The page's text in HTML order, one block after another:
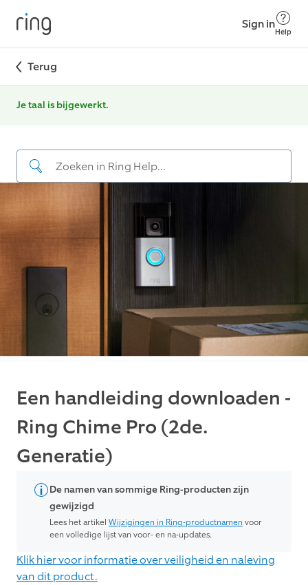
Sign in
Help
Terug
Je taal is bijgewerkt.
Een handleiding downloaden -
Ring Chime Pro (2de.
Generatie)
De namen van sommige Ring-producten zijn
gewijzigd
Lees het artikel Wijzigingen in Ring-productnamen voor
een volledige lijst van voor- en na-updates.
Klik hier voor informatie over veiligheid en naleving
van dit product.